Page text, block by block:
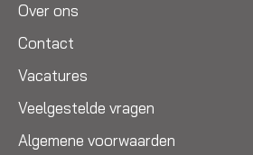
Over ons
Contact
Vacatures
Veelgestelde vragen
Algemene voorwaarden